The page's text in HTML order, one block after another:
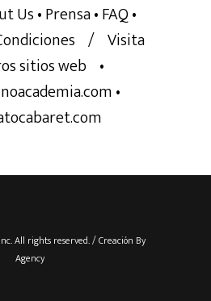
Us• Prensa• FAQ•
/ Visita
sitios web •
•
All rights reserved. / Creación By
Agency